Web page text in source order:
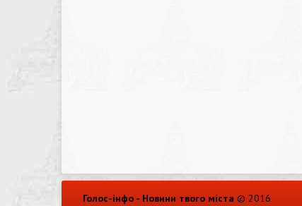
Голос-інфо - Новини твого міста © 2016